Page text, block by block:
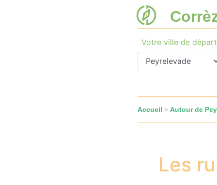
Votre ville de départ
Accueil > Autour de
Les